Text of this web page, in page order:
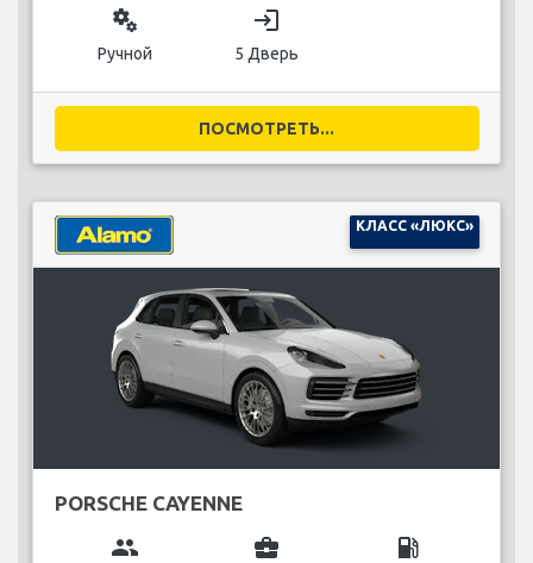
miscellaneous_services
Ручной
login
5 Дверь
ПОСМОТРЕТЬ...
КЛАСС «ЛЮКС»
PORSCHE CAYENNE
group business_center local_gas_station